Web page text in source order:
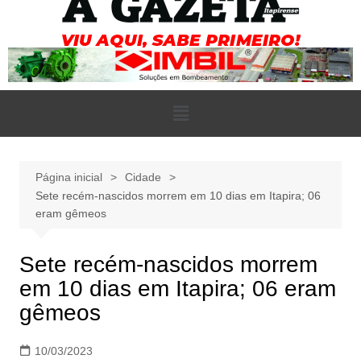
Página inicial
Cidade
Sete recém-nascidos morrem em 10 dias em Itapira; 06
eram gêmeos
Sete recém-nascidos morrem
em 10 dias em Itapira; 06 eram
gêmeos
10/03/2023